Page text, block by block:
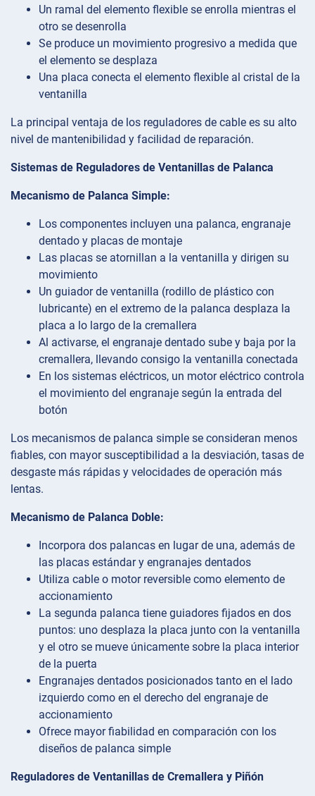
Un ramal del elemento flexible se enrolla mientras el
otro se desenrolla
Se produce un movimiento progresivo a medida que
el elemento se desplaza
Una placa conecta el elemento flexible al cristal de la
ventanilla
La principal ventaja de los reguladores de cable es su alto
nivel de mantenibilidad y facilidad de reparación.
Sistemas de Reguladores de Ventanillas de Palanca
Mecanismo de Palanca Simple:
Los componentes incluyen una palanca, engranaje
dentado y placas de montaje
Las placas se atornillan a la ventanilla y dirigen su
movimiento
Un guiador de ventanilla (rodillo de plástico con
lubricante) en el extremo de la palanca desplaza la
placa a lo largo de la cremallera
Al activarse, el engranaje dentado sube y baja por la
cremallera, llevando consigo la ventanilla conectada
En los sistemas eléctricos, un motor eléctrico controla
el movimiento del engranaje según la entrada del
botón
Los mecanismos de palanca simple se consideran menos
fiables, con mayor susceptibilidad a la desviación, tasas de
desgaste más rápidas y velocidades de operación más
lentas.
Mecanismo de Palanca Doble:
Incorpora dos palancas en lugar de una, además de
las placas estándar y engranajes dentados
Utiliza cable o motor reversible como elemento de
accionamiento
La segunda palanca tiene guiadores fijados en dos
puntos: uno desplaza la placa junto con la ventanilla
y el otro se mueve únicamente sobre la placa interior
de la puerta
Engranajes dentados posicionados tanto en el lado
izquierdo como en el derecho del engranaje de
accionamiento
Ofrece mayor fiabilidad en comparación con los
diseños de palanca simple
Reguladores de Ventanillas de Cremallera y Piñón